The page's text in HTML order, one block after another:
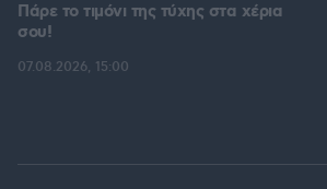
Πάρε το τιμόνι της τύχης στα χέρια
σου!
07.08.2026, 15:00